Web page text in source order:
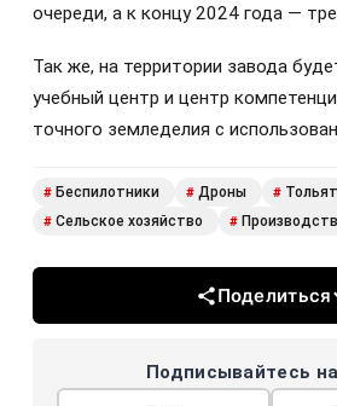
очереди, а к концу 2024 года —
Так же, на территории завода
учебный центр и центр
точного земледелия с
# Беспилотники # Дроны #
# Сельское хозяйство #
Поделиться
Подписывайтесь